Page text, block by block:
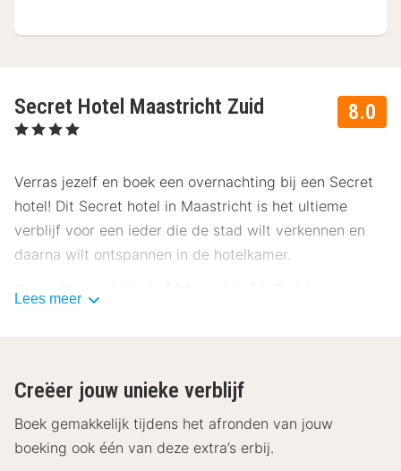
8.0
Secret Hotel Maastricht Zuid
, 4 Sterren
Verras jezelf en boek een overnachting bij een Secret
hotel! Dit Secret hotel in Maastricht is het ultieme
verblijf voor een ieder die de stad wilt verkennen en
daarna wilt ontspannen in de hotelkamer.
Over Secret Hotel Maastricht Zuid
Maastricht. De kamers zijn zowel luxueus als modern
ingericht, met een algemeen frisse uitstraling.
Restaurant en andere faciliteiten Secret
Lees meer
Creëer jouw unieke verblijf
Boek gemakkelijk tijdens het afronden van jouw
boeking ook één van deze extra’s erbij.